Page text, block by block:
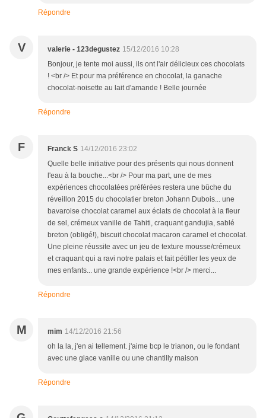
Répondre
V valerie - 123degustez 15/12/2016 10:28
Bonjour, je tente moi aussi, ils ont l'air délicieux ces chocolats
! <br /> Et pour ma préférence en chocolat, la ganache
chocolat-noisette au lait d'amande ! Belle journée
Répondre
F Franck S 14/12/2016 23:02
Quelle belle initiative pour des présents qui nous donnent
l'eau à la bouche...<br /> Pour ma part, une de mes
expériences chocolatées préférées restera une bûche du
réveillon 2015 du chocolatier breton Johann Dubois... une
bavaroise chocolat caramel aux éclats de chocolat à la fleur
de sel, crémeux vanille de Tahiti, craquant gandujia, sablé
breton (obligé!), biscuit chocolat macaron caramel et chocolat.
Une pleine réussite avec un jeu de texture mousse/crémeux
et craquant qui a ravi notre palais et fait pétiller les yeux de
mes enfants... une grande expérience !<br /> merci...
Répondre
M mim 14/12/2016 21:56
oh la la, j'en ai tellement. j'aime bcp le trianon, ou le fondant
avec une glace vanille ou une chantilly maison
Répondre